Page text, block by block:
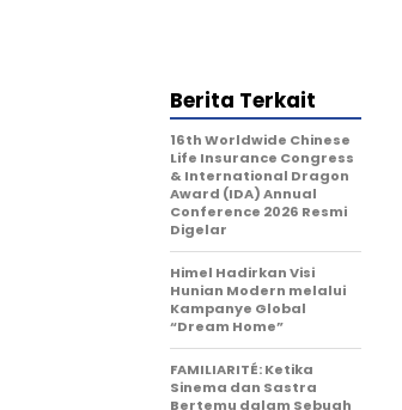
Berita Terkait
16th Worldwide Chinese
Life Insurance Congress
& International Dragon
Award (IDA) Annual
Conference 2026 Resmi
Digelar
Himel Hadirkan Visi
Hunian Modern melalui
Kampanye Global
“Dream Home”
FAMILIARITÉ: Ketika
Sinema dan Sastra
Bertemu dalam Sebuah